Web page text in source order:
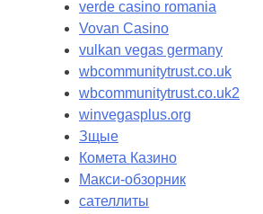
verde casino romania
Vovan Casino
vulkan vegas germany
wbcommunitytrust.co.uk
wbcommunitytrust.co.uk2
winvegasplus.org
Зщые
Комета Казино
Макси-обзорник
сателлиты